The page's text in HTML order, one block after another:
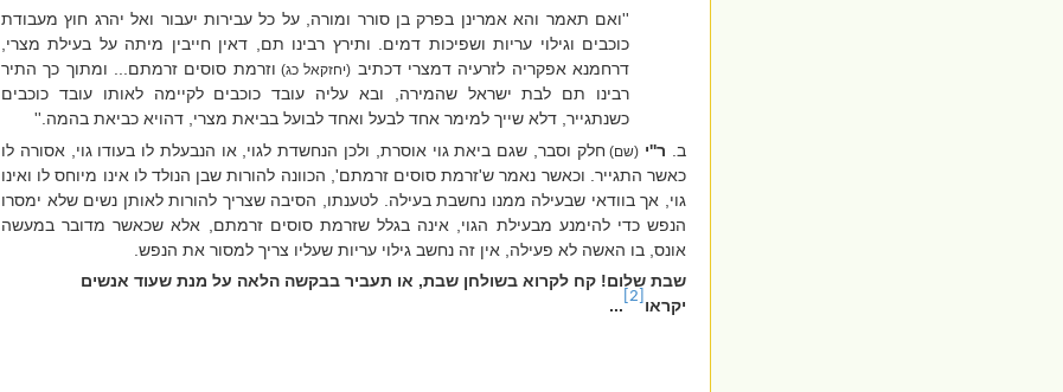
''ואם תאמר והא אמרינן בפרק בן סורר ומורה, על כל עבירות יעבור ואל יהרג חוץ מעבודת
כוכבים וגילוי עריות ושפיכות דמים. ותירץ רבינו תם, דאין חייבין מיתה על בעילת מצרי,
דרחמנא אפקריה לזרעיה דמצרי דכתיב (יחזקאל כג) וזרמת סוסים זרמתם... ומתוך כך התיר
רבינו תם לבת ישראל שהמירה, ובא עליה עובד כוכבים לקיימה לאותו עובד כוכבים
כשנתגייר, דלא שייך למימר אחד לבעל ואחד לבועל בביאת מצרי, דהויא כביאת בהמה.''
ב. ר''י (שם) חלק וסבר, שגם ביאת גוי אוסרת, ולכן הנחשדת לגוי, או הנבעלת לו בעודו גוי, אסורה לו
כאשר התגייר. וכאשר נאמר ש'זרמת סוסים זרמתם', הכוונה להורות שבן הנולד לו אינו מיוחס לו ואינו
גוי, אך בוודאי שבעילה ממנו נחשבת בעילה. לטענתו, הסיבה שצריך להורות לאותן נשים שלא ימסרו
הנפש כדי להימנע מבעילת הגוי, אינה בגלל שזרמת סוסים זרמתם, אלא שכאשר מדובר במעשה
אונס, בו האשה לא פעילה, אין זה נחשב גילוי עריות שעליו צריך למסור את הנפש.
שבת שלום! קח לקרוא בשולחן שבת, או תעביר בבקשה הלאה על מנת שעוד אנשים
יקראו [2]
...